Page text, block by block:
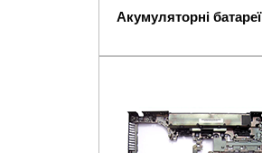
Акумуляторні батареї